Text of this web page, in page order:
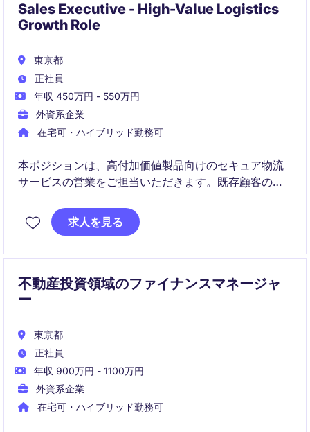
Sales Executive - High-Value Logistics
Growth Role
東京都
正社員
年収 450万円 - 550万円
外資系企業
在宅可・ハイブリッド勤務可
本ポジションは、高付加価値製品向けのセキュア物流
サービスの営業をご担当いただきます。既存顧客の深
係構築を推進します。
求人を見る
不動産投資領域のファイナンスマネージャ
ー
東京都
正社員
年収 900万円 - 1100万円
外資系企業
在宅可・ハイブリッド勤務可